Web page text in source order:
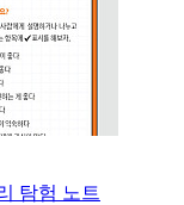
탐험 노트